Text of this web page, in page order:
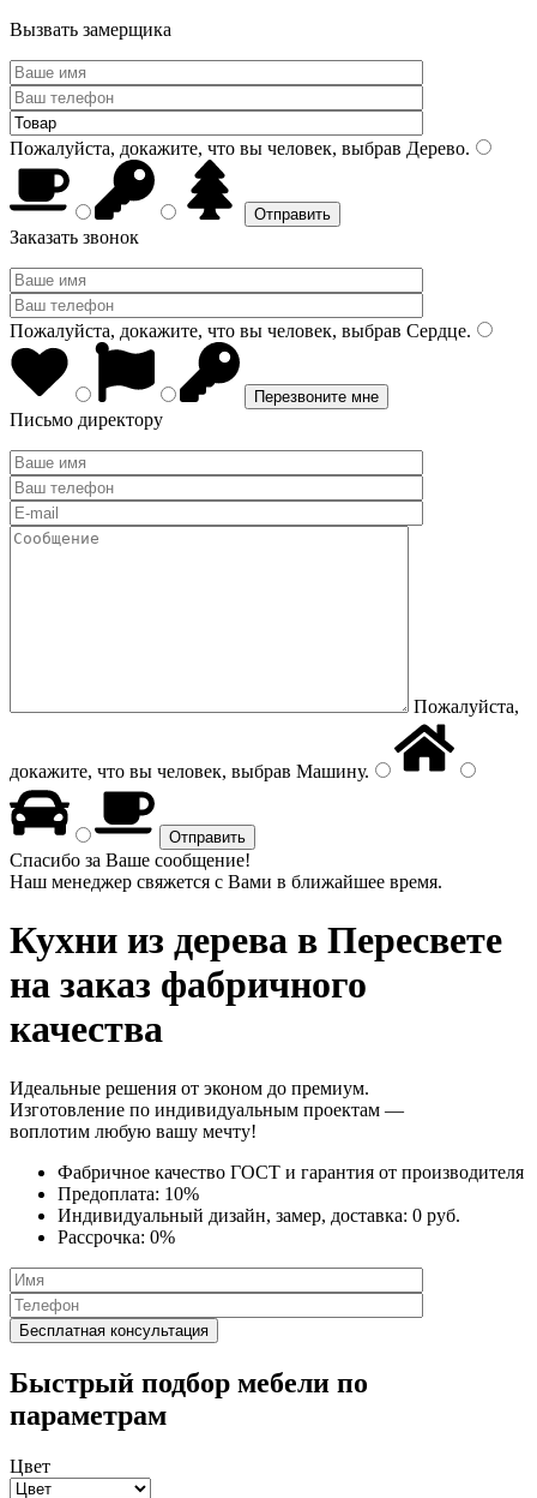
Вызвать замерщика
Пожалуйста, докажите, что вы человек, выбрав Дерево.
Заказать звонок
Пожалуйста, докажите, что вы человек, выбрав Сердце.
Письмо директору
Пожалуйста,
докажите, что вы человек, выбрав Машину.
Спасибо за Ваше сообщение!
Наш менеджер свяжется с Вами в ближайшее время.
Кухни из дерева в Пересвете
на заказ фабричного
качества
Идеальные решения от эконом до премиум.
Изготовление по индивидуальным проектам —
воплотим любую вашу мечту!
Фабричное качество ГОСТ и гарантия от производителя
Предоплата: 10%
Индивидуальный дизайн, замер, доставка: 0 руб.
Рассрочка: 0%
Быстрый подбор мебели по
параметрам
Цвет